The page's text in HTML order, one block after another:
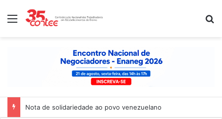
Menu
Nota de solidariedade ao povo venezuelano